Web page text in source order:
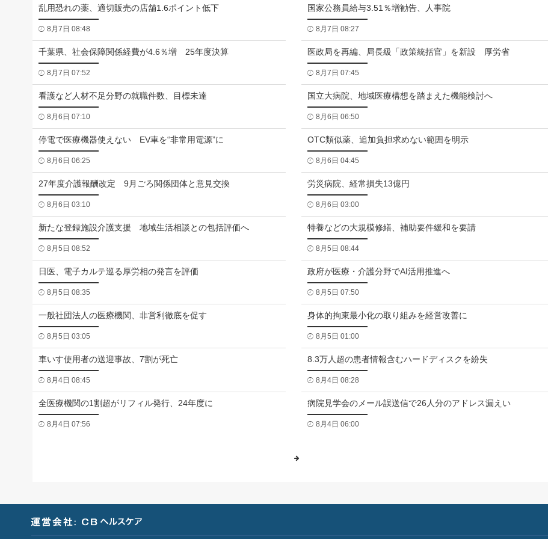
乱用恐れの薬、適切販売の店舗1.6ポイント低下
8月7日 08:48
国家公務員給与3.51％増勧告、人事院
8月7日 08:27
千葉県、社会保障関係経費が4.6％増 25年度決算
8月7日 07:52
医政局を再編、局長級「政策統括官」を新設 厚労省
8月7日 07:45
看護など人材不足分野の就職件数、目標未達
8月6日 07:10
国立大病院、地域医療構想を踏まえた機能検討へ
8月6日 06:50
停電で医療機器使えない EV車を“非常用電源”に
8月6日 06:25
OTC類似薬、追加負担求めない範囲を明示
8月6日 04:45
27年度介護報酬改定 9月ごろ関係団体と意見交換
8月6日 03:10
労災病院、経常損失13億円
8月6日 03:00
新たな登録施設介護支援 地域生活相談との包括評価へ
8月5日 08:52
特養などの大規模修繕、補助要件緩和を要請
8月5日 08:44
日医、電子カルテ巡る厚労相の発言を評価
8月5日 08:35
政府が医療・介護分野でAI活用推進へ
8月5日 07:50
一般社団法人の医療機関、非営利徹底を促す
8月5日 03:05
身体的拘束最小化の取り組みを経営改善に
8月5日 01:00
車いす使用者の送迎事故、7割が死亡
8月4日 08:45
8.3万人超の患者情報含むハードディスクを紛失
8月4日 08:28
全医療機関の1割超がリフィル発行、24年度に
8月4日 07:56
病院見学会のメール誤送信で26人分のアドレス漏えい
8月4日 06:00